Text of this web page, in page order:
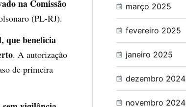
na Comissão
(PL-RJ).
que beneficia
. A autorização
de primeira
março 2025
fevereiro 2025
janeiro 2025
dezembro 2024
novembro 2024